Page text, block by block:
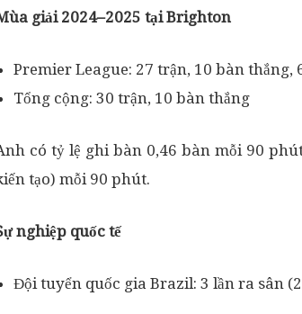
giải 2024–2025 tại Brighton
Premier League: 27 trận, 10 bàn thắng,
Tổng cộng: 30 trận, 10 bàn thắng
có tỷ lệ ghi bàn 0,46 bàn mỗi 90
tạo) mỗi 90 phút.
nghiệp quốc tế
Đội tuyển quốc gia Brazil: 3 lần ra sân